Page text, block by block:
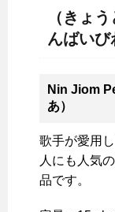
（きょ
んばいび
Nin Jiom
あ）
歌手が愛用
人にも人気
品です。